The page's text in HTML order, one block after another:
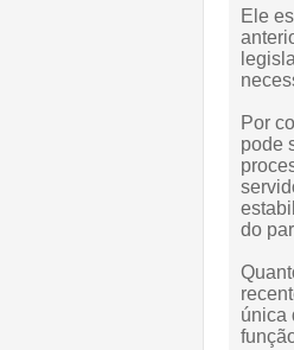
Ele
Por
pode
do
única